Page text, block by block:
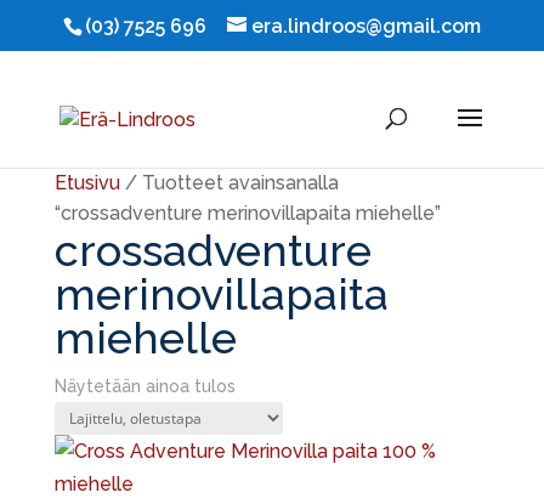
(03) 7525 696 era.lindroos@gmail.com
Etusivu/ Tuotteet avainsanalla
“crossadventure merinovillapaita miehelle”
crossadventure
merinovillapaita
miehelle
Näytetään ainoa tulos